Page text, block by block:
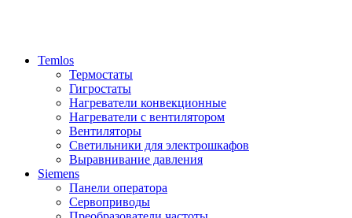
Temlos
Термостаты
Гигростаты
Нагреватели конвекционные
Нагреватели с вентилятором
Вентиляторы
Светильники для электрошкафов
Выравнивание давления
Siemens
Панели оператора
Сервоприводы